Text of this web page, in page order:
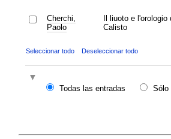
Cherchi,
Paolo
Il liuoto e l'orologio
Calisto
Seleccionar todo Deseleccionar todo
Todas las entradas
Sólo